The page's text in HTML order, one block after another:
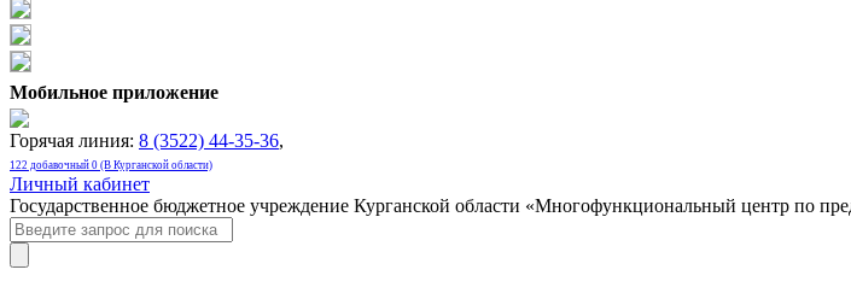
Мобильное приложение
Горячая линия: 8 (3522) 44-35-36,
122 добавочный 0 (В Курганской области)
Личный кабинет
Государственное бюджетное учреждение Курганской области «Многофункциональный центр по